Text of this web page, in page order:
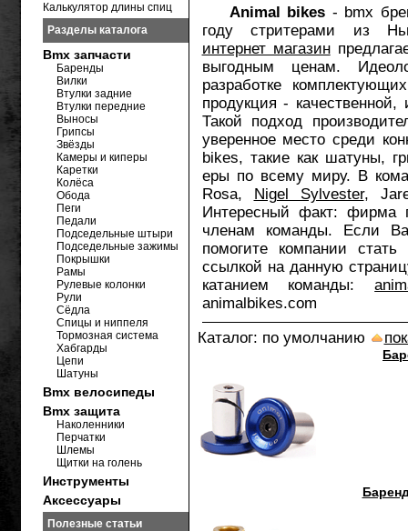
Animal bikes - bmx
году стритерами из
интернет магазин
выгодным ценам.
разработке
продукция -
Такой подход
уверенное место среди
bikes, такие как шатуны,
еры по всему миру. В
Rosa, Nigel Sylvester,
Интересный факт: фирма
членам команды. Если
помогите компании
ссылкой на данную
катанием команды:
animalbikes.com
Каталог: по умолчанию
Калькулятор длины спиц
Разделы каталога
Bmx запчасти
Баренды
Вилки
Втулки задние
Втулки передние
Выносы
Грипсы
Звёзды
Камеры и киперы
Каретки
Колёса
Обода
Пеги
Педали
Подседельные штыри
Подседельные зажимы
Покрышки
Рамы
Рулевые колонки
Рули
Сёдла
Спицы и ниппеля
Тормозная система
Хабгарды
Цепи
Шатуны
Bmx велосипеды
Bmx защита
Наколенники
Перчатки
Шлемы
Щитки на голень
Инструменты
Аксессуары
Полезные статьи